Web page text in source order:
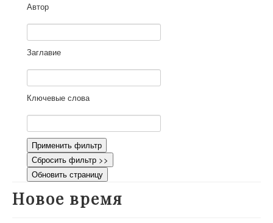
Участники
Научная работа
Как работать с сайтом
Контакты
Автор
Заглавие
Ключевые слова
Применить фильтр
Сбросить фильтр >>
Обновить страницу
Новое время